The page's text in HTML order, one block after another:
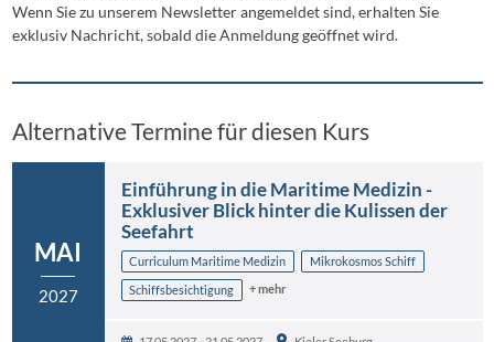
Wenn Sie zu unserem Newsletter angemeldet sind, erhalten Sie
exklusiv Nachricht, sobald die Anmeldung geöffnet wird.
Alternative Termine für diesen Kurs
MAI
2027
Einführung in die Maritime Medizin -
Exklusiver Blick hinter die Kulissen der
Seefahrt
Curriculum Maritime Medizin
Mikrokosmos Schiff
Schiffsbesichtigung
+ mehr